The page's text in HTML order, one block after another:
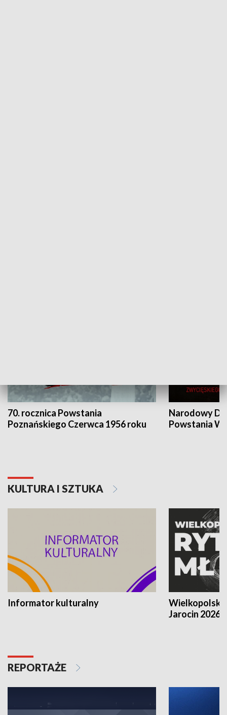
70. rocznica Powstania
Poznańskiego Czerwca 1956 roku
Narodowy
Powstania
KULTURA I SZTUKA
Informator kulturalny
Jarocin 2026
REPORTAŻE